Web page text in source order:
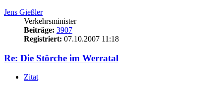
Jens Gießler
Verkehrsminister
Beiträge: 3907
Registriert: 07.10.2007 11:18
Re: Die Störche im Werratal
Zitat